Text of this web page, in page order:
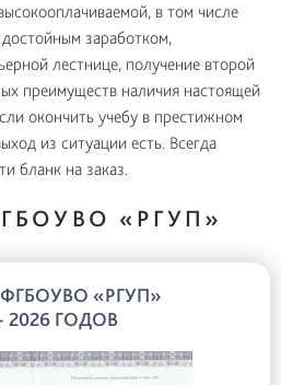
в том числе
заработком,
лестнице, получение второй
преимуществ наличия настоящей
окончить учебу в престижном
из ситуации есть. Всегда
бланк на заказ.
«РГУП»
«РГУП»
2026 ГОДОВ